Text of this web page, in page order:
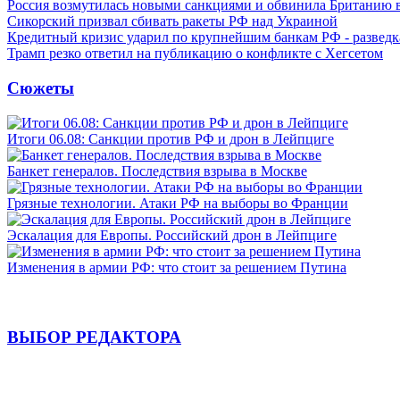
Россия возмутилась новыми санкциями и обвинила Британию
Сикорский призвал сбивать ракеты РФ над Украиной
Кредитный кризис ударил по крупнейшим банкам РФ -
Трамп резко ответил на публикацию о конфликте с Хегсетом
Сюжеты
Итоги 06.08: Санкции против РФ и дрон в Лейпциге
Банкет генералов. Последствия взрыва в Москве
Грязные технологии. Атаки РФ на выборы во Франции
Эскалация для Европы. Российский дрон в Лейпциге
Изменения в армии РФ: что стоит за решением Путина
ВЫБОР РЕДАКТОРА